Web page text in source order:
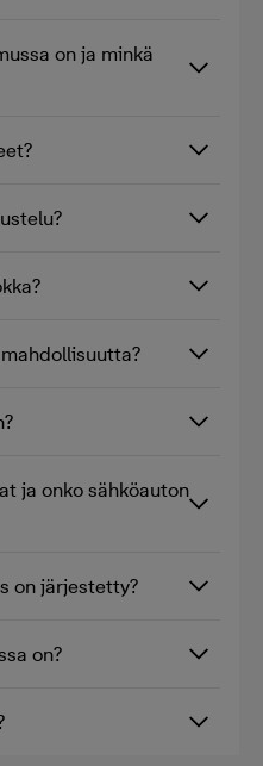
on ja minkä
ja onko sähköauton
on järjestetty?
on?